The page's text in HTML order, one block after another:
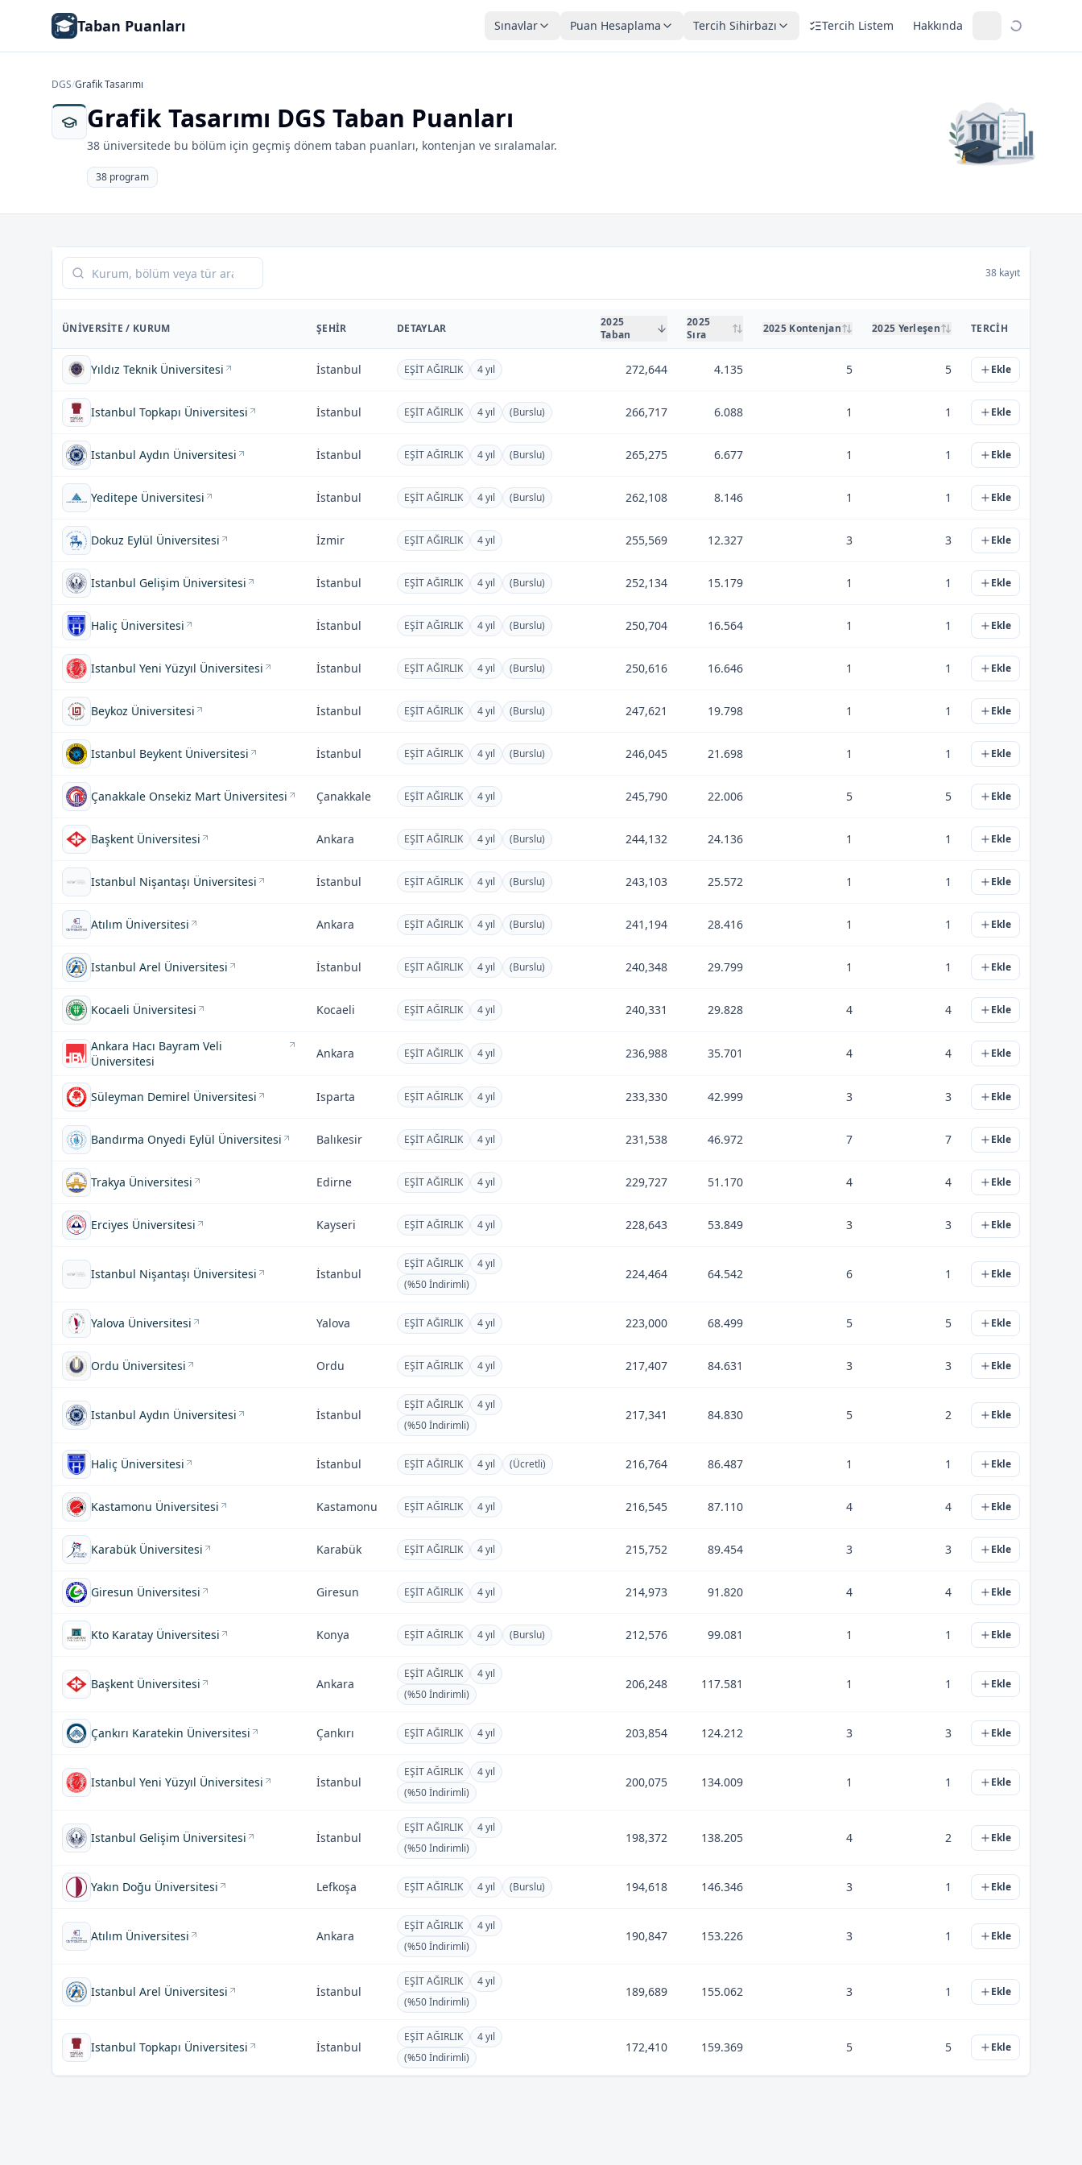
Taban Puanları Sınavlar Puan Hesaplama Tercih Sihirbazı Tercih Listem Hakkında
DGS/Grafik Tasarımı
Grafik Tasarımı DGS Taban Puanları
38 üniversitede bu bölüm için geçmiş dönem taban puanları, kontenjan ve sıralamalar.
38 program
Tabloda ara 38 kayıt
ÜNIVERSITE / KURUM ŞEHIR DETAYLAR
2025
Taban
2025
Sıra
2025 Kontenjan 2025 Yerleşen TERCIH
Yıldız Teknik Üniversitesi İstanbul EŞİT AĞIRLIK 4 yıl 272,644 4.135 5 5 Ekle
Istanbul Topkapı Üniversitesi İstanbul EŞİT AĞIRLIK 4 yıl (Burslu) 266,717 6.088 1 1 Ekle
Istanbul Aydın Üniversitesi İstanbul EŞİT AĞIRLIK 4 yıl (Burslu) 265,275 6.677 1 1 Ekle
Yeditepe Üniversitesi İstanbul EŞİT AĞIRLIK 4 yıl (Burslu) 262,108 8.146 1 1 Ekle
Dokuz Eylül Üniversitesi İzmir EŞİT AĞIRLIK 4 yıl 255,569 12.327 3 3 Ekle
Istanbul Gelişim Üniversitesi İstanbul EŞİT AĞIRLIK 4 yıl (Burslu) 252,134 15.179 1 1 Ekle
Haliç Üniversitesi İstanbul EŞİT AĞIRLIK 4 yıl (Burslu) 250,704 16.564 1 1 Ekle
Istanbul Yeni Yüzyıl Üniversitesi İstanbul EŞİT AĞIRLIK 4 yıl (Burslu) 250,616 16.646 1 1 Ekle
Beykoz Üniversitesi İstanbul EŞİT AĞIRLIK 4 yıl (Burslu) 247,621 19.798 1 1 Ekle
Istanbul Beykent Üniversitesi İstanbul EŞİT AĞIRLIK 4 yıl (Burslu) 246,045 21.698 1 1 Ekle
Çanakkale Onsekiz Mart Üniversitesi Çanakkale EŞİT AĞIRLIK 4 yıl 245,790 22.006 5 5 Ekle
Başkent Üniversitesi Ankara EŞİT AĞIRLIK 4 yıl (Burslu) 244,132 24.136 1 1 Ekle
Istanbul Nişantaşı Üniversitesi İstanbul EŞİT AĞIRLIK 4 yıl (Burslu) 243,103 25.572 1 1 Ekle
Atılım Üniversitesi Ankara EŞİT AĞIRLIK 4 yıl (Burslu) 241,194 28.416 1 1 Ekle
Istanbul Arel Üniversitesi İstanbul EŞİT AĞIRLIK 4 yıl (Burslu) 240,348 29.799 1 1 Ekle
Kocaeli Üniversitesi Kocaeli EŞİT AĞIRLIK 4 yıl 240,331 29.828 4 4 Ekle
Ankara Hacı Bayram Veli
Üniversitesi
Ankara EŞİT AĞIRLIK 4 yıl 236,988 35.701 4 4 Ekle
Süleyman Demirel Üniversitesi Isparta EŞİT AĞIRLIK 4 yıl 233,330 42.999 3 3 Ekle
Bandırma Onyedi Eylül Üniversitesi Balıkesir EŞİT AĞIRLIK 4 yıl 231,538 46.972 7 7 Ekle
Trakya Üniversitesi Edirne EŞİT AĞIRLIK 4 yıl 229,727 51.170 4 4 Ekle
Erciyes Üniversitesi Kayseri EŞİT AĞIRLIK 4 yıl 228,643 53.849 3 3 Ekle
Istanbul Nişantaşı Üniversitesi İstanbul
EŞİT AĞIRLIK
4 yıl
(%50 İndirimli)
224,464 64.542 6 1 Ekle
Yalova Üniversitesi Yalova EŞİT AĞIRLIK 4 yıl 223,000 68.499 5 5 Ekle
Ordu Üniversitesi Ordu EŞİT AĞIRLIK 4 yıl 217,407 84.631 3 3 Ekle
Istanbul Aydın Üniversitesi İstanbul
EŞİT AĞIRLIK
4 yıl
(%50 İndirimli)
217,341 84.830 5 2 Ekle
Haliç Üniversitesi İstanbul EŞİT AĞIRLIK 4 yıl (Ücretli) 216,764 86.487 1 1 Ekle
Kastamonu Üniversitesi Kastamonu EŞİT AĞIRLIK 4 yıl 216,545 87.110 4 4 Ekle
Karabük Üniversitesi Karabük EŞİT AĞIRLIK 4 yıl 215,752 89.454 3 3 Ekle
Giresun Üniversitesi Giresun EŞİT AĞIRLIK 4 yıl 214,973 91.820 4 4 Ekle
Kto Karatay Üniversitesi Konya EŞİT AĞIRLIK 4 yıl (Burslu) 212,576 99.081 1 1 Ekle
Başkent Üniversitesi Ankara
EŞİT AĞIRLIK
4 yıl
(%50 İndirimli)
206,248 117.581 1 1 Ekle
Çankırı Karatekin Üniversitesi Çankırı EŞİT AĞIRLIK 4 yıl 203,854 124.212 3 3 Ekle
Istanbul Yeni Yüzyıl Üniversitesi İstanbul
EŞİT AĞIRLIK
4 yıl
(%50 İndirimli)
200,075 134.009 1 1 Ekle
Istanbul Gelişim Üniversitesi İstanbul
EŞİT AĞIRLIK
4 yıl
(%50 İndirimli)
198,372 138.205 4 2 Ekle
Yakın Doğu Üniversitesi Lefkoşa EŞİT AĞIRLIK 4 yıl (Burslu) 194,618 146.346 3 1 Ekle
Atılım Üniversitesi Ankara
EŞİT AĞIRLIK
4 yıl
(%50 İndirimli)
190,847 153.226 3 1 Ekle
Istanbul Arel Üniversitesi İstanbul
EŞİT AĞIRLIK
4 yıl
(%50 İndirimli)
189,689 155.062 3 1 Ekle
Istanbul Topkapı Üniversitesi İstanbul
EŞİT AĞIRLIK
4 yıl
(%50 İndirimli)
172,410 159.369 5 5 Ekle